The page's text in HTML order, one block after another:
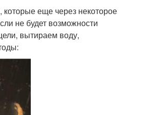
еще через некоторое
не будет возможности
вытираем воду,